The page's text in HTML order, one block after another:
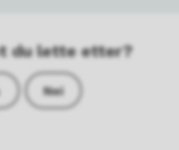
du lette etter?
Nei